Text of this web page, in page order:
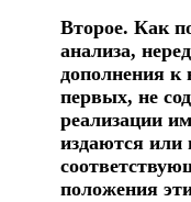
Второе. Как
анализа,
дополнения к
первых, не
реализации
издаются или
положения